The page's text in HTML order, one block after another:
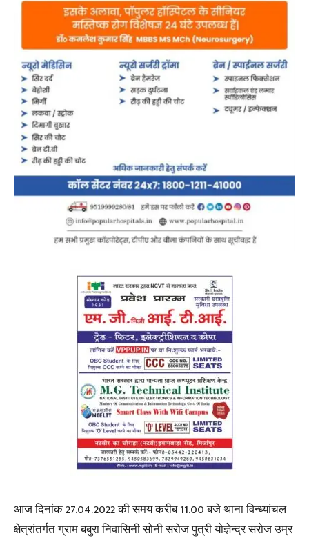
आज दिनांक 27.04.2022 की समय करीब 11.00 बजे थाना विन्ध्यांचल
क्षेत्रांतर्गत ग्राम बबुरा निवासिनी सोनी सरोज पुत्री योज्ञेन्द्र सरोज उम्र